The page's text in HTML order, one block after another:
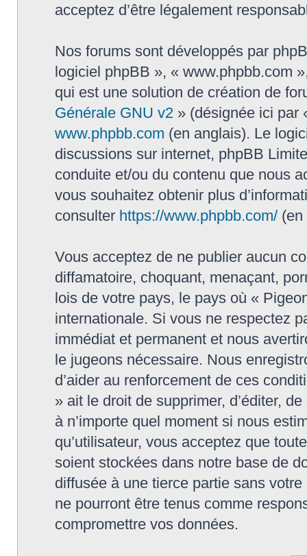
acceptez d’être légalement
Nos forums sont développés par
logiciel phpBB », « www.phpbb.com
qui est une solution de création de
Générale GNU v2 » (désignée ici par
www.phpbb.com (en anglais). Le
discussions sur internet, phpBB
conduite et/ou du contenu que nous
vous souhaitez obtenir plus
consulter https://www.phpbb.com/ (en
Vous acceptez de ne publier aucun
diffamatoire, choquant, menaçant,
lois de votre pays, le pays où «
internationale. Si vous ne respectez
immédiat et permanent et nous
le jugeons nécessaire. Nous
d’aider au renforcement de ces
» ait le droit de supprimer, d’éditer,
à n’importe quel moment si nous
qu’utilisateur, vous acceptez que
soient stockées dans notre base de
diffusée à une tierce partie sans
ne pourront être tenus comme
compromettre vos données.